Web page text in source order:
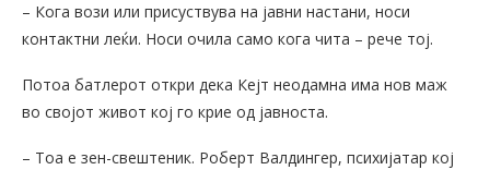
– Кога вози или присуствува на јавни настани, носи
контактни леќи. Носи очила само кога чита – рече тој.
Потоа батлерот откри дека Кејт неодамна има нов маж
во својот живот кој го крие од јавноста.
– Тоа е зен-свештеник. Роберт Валдингер, психијатар кој